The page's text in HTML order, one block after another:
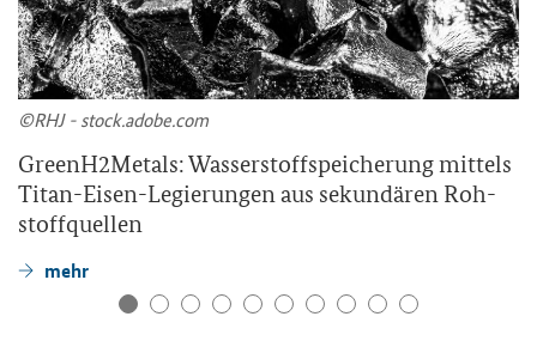
©RHJ - stock.adobe.com
GreenH2Metals: Was­ser­stoff­spei­che­rung mit­tels
Titan-​Eisen-Legierungen aus se­kun­dä­ren Roh­
stoff­quel­len
mehr